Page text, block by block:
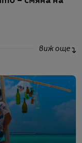
виж още